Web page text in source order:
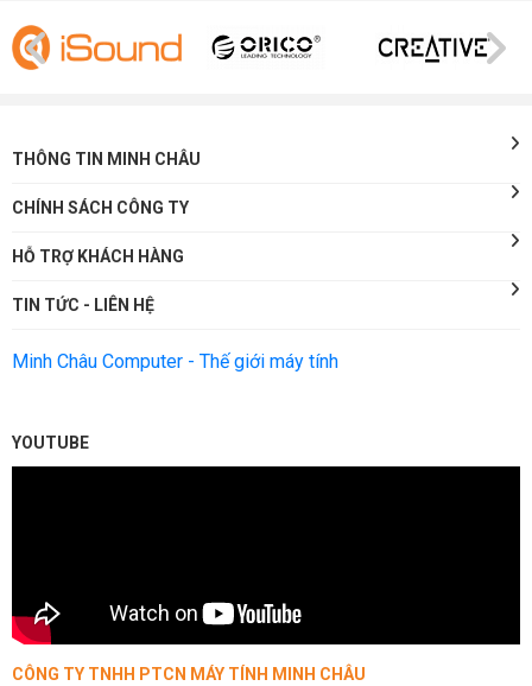
THÔNG TIN MINH CHÂU
CHÍNH SÁCH CÔNG TY
HỖ TRỢ KHÁCH HÀNG
TIN TỨC - LIÊN HỆ
Minh Châu Computer - Thế giới máy tính
YOUTUBE
CÔNG TY TNHH PTCN MÁY TÍNH MINH CHÂU